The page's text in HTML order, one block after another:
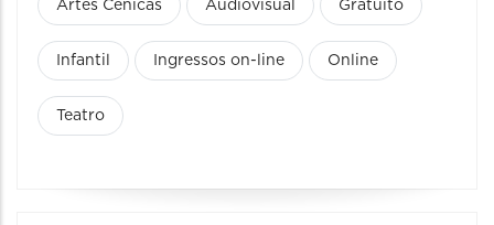
Artes Cênicas Audiovisual Gratuito
Infantil Ingressos on-line Online
Teatro